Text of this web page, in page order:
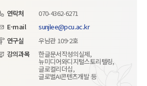
연락처
070-4362-6271
E-mail
sunjlee@pcu.ac.kr
연구실
우남관 109-2호
강의과목
한글문서작성의실제,
뉴미디어와디지털스토리텔링,
글로컬리더십,
글로벌AI콘텐츠개발 등